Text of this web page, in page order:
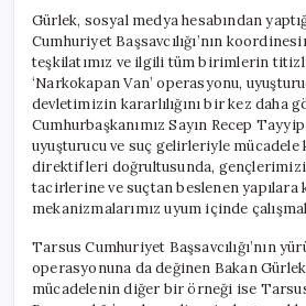
Gürlek, sosyal medya hesabından
Cumhuriyet Başsavcılığı’nın
teşkilatımız ve ilgili tüm birimlerin
‘Narkokapan Van’ operasyonu,
devletimizin kararlılığını bir kez daha
Cumhurbaşkanımız Sayın Recep
uyuşturucu ve suç gelirleriyle mücadele
direktifleri doğrultusunda, gençlerimizi
tacirlerine ve suçtan beslenen yapılara
mekanizmalarımız uyum içinde
Tarsus Cumhuriyet Başsavcılığı’nın
operasyonuna da değinen Bakan
mücadelenin diğer bir örneği ise